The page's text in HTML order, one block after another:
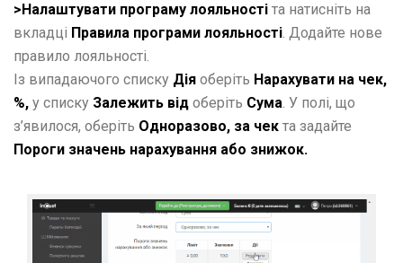
>Налаштувати програму лояльності та натисніть на
вкладці Правила програми лояльності. Додайте нове
правило лояльності.
Із випадаючого списку Дія оберіть Нарахувати на чек,
%, у списку Залежить від оберіть Сума. У полі, що
з’явилося, оберіть Одноразово, за чек та задайте
Пороги значень нарахування або знижок.